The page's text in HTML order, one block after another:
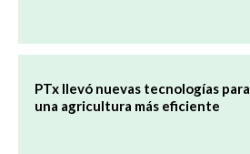
PTx llevó nuevas tecnologías para
una agricultura más eficiente